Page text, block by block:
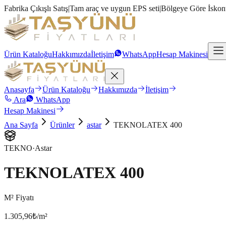
Fabrika Çıkışlı Satış|Tam araç ve uygun EPS seti|Bölgeye Göre
Ürün KataloğuHakkımızdaİletişim WhatsAppHesap Makinesi
Anasayfa Ürün Kataloğu Hakkımızda
İletişim
Ara
WhatsApp
Hesap Makinesi
Ana Sayfa
Ürünler astar TEKNOLATEX 400
TEKNO·Astar
TEKNOLATEX 400
M² Fiyatı
1.305,96₺/m²